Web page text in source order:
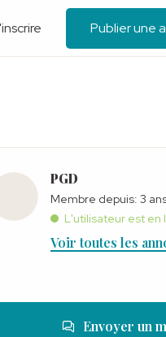
Publier une
PGD
Membre depuis: 3
L'utilisateur est en
Voir toutes les
Envoyer un